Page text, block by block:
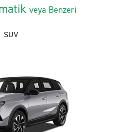
veya Benzeri
SUV